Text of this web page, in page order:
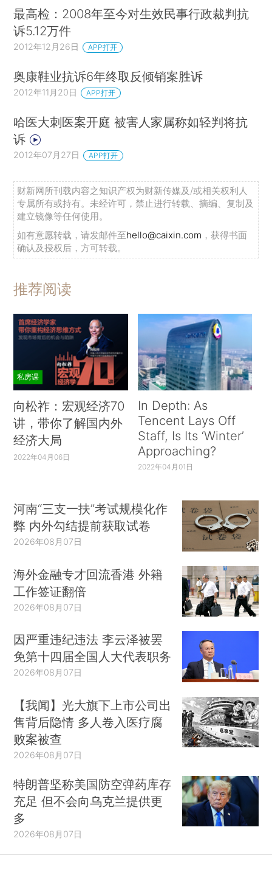
最高检：2008年至今对生效民事行政裁判抗
诉5.12万件
2012年12月26日 APP打开
奥康鞋业抗诉6年终取反倾销案胜诉
2012年11月20日 APP打开
哈医大刺医案开庭 被害人家属称如轻判将抗
诉
2012年07月27日 APP打开
财新网所刊载内容之知识产权为财新传媒及/或相关权利人
专属所有或持有。未经许可，禁止进行转载、摘编、复制及
建立镜像等任何使用。
如有意愿转载，请发邮件至hello@caixin.com ，获得书面
确认及授权后，方可转载。
推荐阅读
私房课
向松祚：宏观经济70
讲，带你了解国内外
经济大局
2022年04月06日
In Depth: As
Tencent Lays Off
Staff, Is Its ‘Winter’
Approaching?
2022年04月01日
河南“三支一扶”考试规模化作
弊 内外勾结提前获取试卷
2026年08月07日
海外金融专才回流香港 外籍
工作签证翻倍
2026年08月07日
因严重违纪违法 李云泽被罢
免第十四届全国人大代表职务
2026年08月07日
【我闻】光大旗下上市公司出
售背后隐情 多人卷入医疗腐
败案被查
2026年08月07日
特朗普坚称美国防空弹药库存
充足 但不会向乌克兰提供更
多
2026年08月07日